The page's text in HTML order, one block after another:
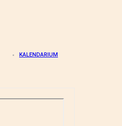
KALENDARIUM